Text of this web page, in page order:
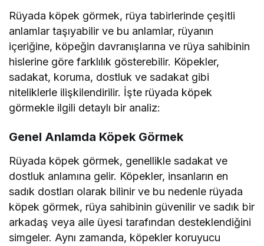
Rüyada köpek görmek, rüya tabirlerinde çeşitli
anlamlar taşıyabilir ve bu anlamlar, rüyanın
içeriğine, köpeğin davranışlarına ve rüya sahibinin
hislerine göre farklılık gösterebilir. Köpekler,
sadakat, koruma, dostluk ve sadakat gibi
niteliklerle ilişkilendirilir. İşte rüyada köpek
görmekle ilgili detaylı bir analiz:
Genel Anlamda Köpek Görmek
Rüyada köpek görmek, genellikle sadakat ve
dostluk anlamına gelir. Köpekler, insanların en
sadık dostları olarak bilinir ve bu nedenle rüyada
köpek görmek, rüya sahibinin güvenilir ve sadık bir
arkadaş veya aile üyesi tarafından desteklendiğini
simgeler. Aynı zamanda, köpekler koruyucu